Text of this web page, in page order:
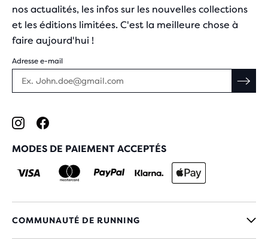
nos actualités, les infos sur les nouvelles collections
et les éditions limitées. C'est la meilleure chose à
faire aujourd'hui !
Adresse e-mail
MODES DE PAIEMENT ACCEPTÉS
COMMUNAUTÉ DE RUNNING